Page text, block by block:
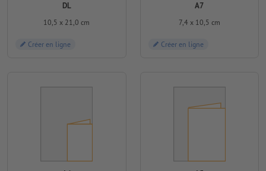
DL
10,5 x 21,0 cm
Créer en ligne
A7
7,4 x 10,5 cm
Créer en ligne